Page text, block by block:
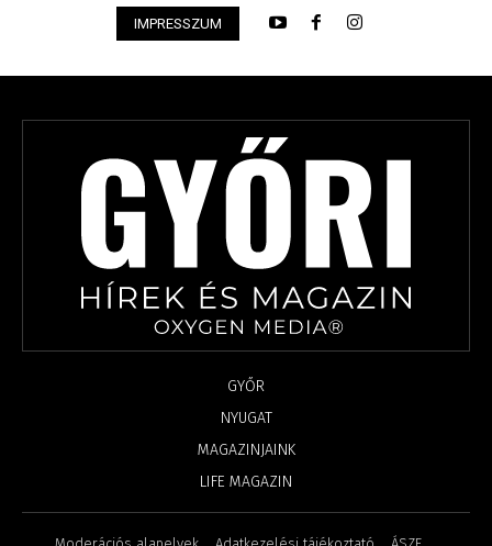
IMPRESSZUM
GYŐR
NYUGAT
MAGAZINJAINK
LIFE MAGAZIN